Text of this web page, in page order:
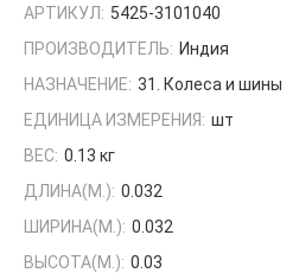
АРТИКУЛ: 5425-3101040
ПРОИЗВОДИТЕЛЬ: Индия
НАЗНАЧЕНИЕ: 31. Колеса и шины
ЕДИНИЦА ИЗМЕРЕНИЯ: шт
ВЕС: 0.13 кг
ДЛИНА(М.): 0.032
ШИРИНА(М.): 0.032
ВЫСОТА(М.): 0.03